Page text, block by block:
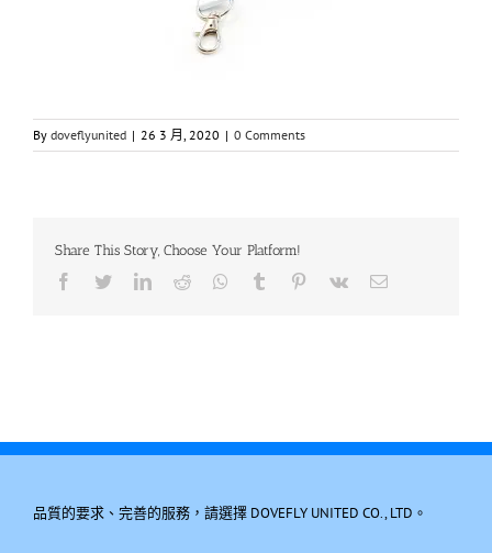
By doveflyunited | 26 3 月, 2020 | 0 Comments
Share This Story, Choose Your Platform!
Facebook
TwitterLinkedIn
Reddit Whatsapp
Tumblr Pinterest
Vk Email
品質的要求、完善的服務，請選擇 DOVEFLY UNITED CO., LTD。